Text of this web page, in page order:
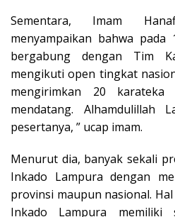
Sementara, Imam
menyampaikan bahwa
bergabung dengan Tim
mengikuti open tingkat
mengirimkan 20
mendatang. Alhamdulillah
pesertanya, ” ucap imam.
Menurut dia, banyak sekali
Inkado Lampura dengan
provinsi maupun nasional.
Inkado Lampura